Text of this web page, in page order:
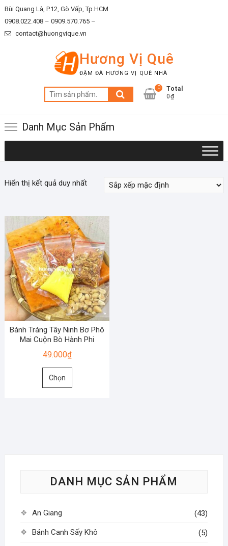
Skip
to
content
Bùi Quang Là, P.12, Gò Vấp, Tp.HCM
0908.022.408 – 0909.570.765 –
contact@huongvique.vn
Hương Vị Quê
ĐẬM ĐÀ HƯƠNG VỊ QUÊ NHÀ
Tìm
kiếm:
0
Total
0₫
Danh Mục Sản Phẩm
Hiển thị kết quả duy nhất
Bánh Tráng Tây Ninh Bơ Phô
Mai Cuộn Bò Hành Phi
49.000₫
Chọn
Sản
chọn
chọn
DANH MỤC SẢN PHẨM
An Giang (43)
Bánh Canh Sấy Khô (5)